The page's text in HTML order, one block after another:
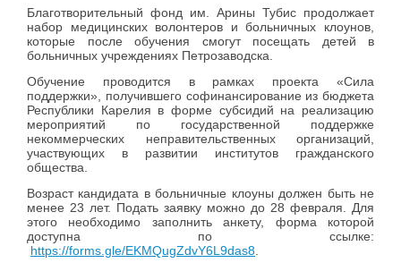
Благотворительный фонд им. Арины Тубис продолжает
набор медицинских волонтеров и больничных клоунов,
которые после обучения смогут посещать детей в
больничных учреждениях Петрозаводска.
Обучение проводится в рамках проекта «Сила
поддержки», получившего софинансирование из бюджета
Республики Карелия в форме субсидий на реализацию
мероприятий по государственной поддержке
некоммерческих неправительственных организаций,
участвующих в развитии институтов гражданского
общества.
Возраст кандидата в больничные клоуны должен быть не
менее 23 лет. Подать заявку можно до 28 февраля. Для
этого необходимо заполнить анкету, форма которой
доступна по ссылке:
https://forms.gle/EKMQugZdvY6L9das8.